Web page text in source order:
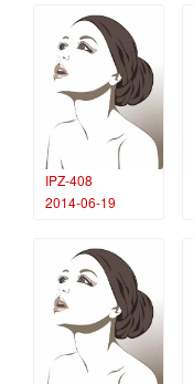
IPZ-408
2014-06-19